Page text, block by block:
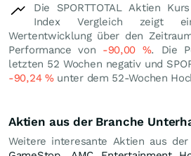
Die SPORTTOTAL Aktien
Index Vergleich zeigt
Wertentwicklung über den
Performance von -90,00 %. Die
letzten 52 Wochen negativ und
-90,24 %unter dem 52-Wochen
Aktien aus der Branche
Weitere interesante Aktien aus